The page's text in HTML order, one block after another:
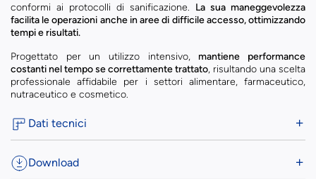
conformi ai protocolli di sanificazione. La sua maneggevolezza
facilita le operazioni anche in aree di difficile accesso, ottimizzando
tempi e risultati.
Progettato per un utilizzo intensivo, mantiene performance
costanti nel tempo se correttamente trattato, risultando una scelta
professionale affidabile per i settori alimentare, farmaceutico,
nutraceutico e cosmetico.
Dati tecnici
Download